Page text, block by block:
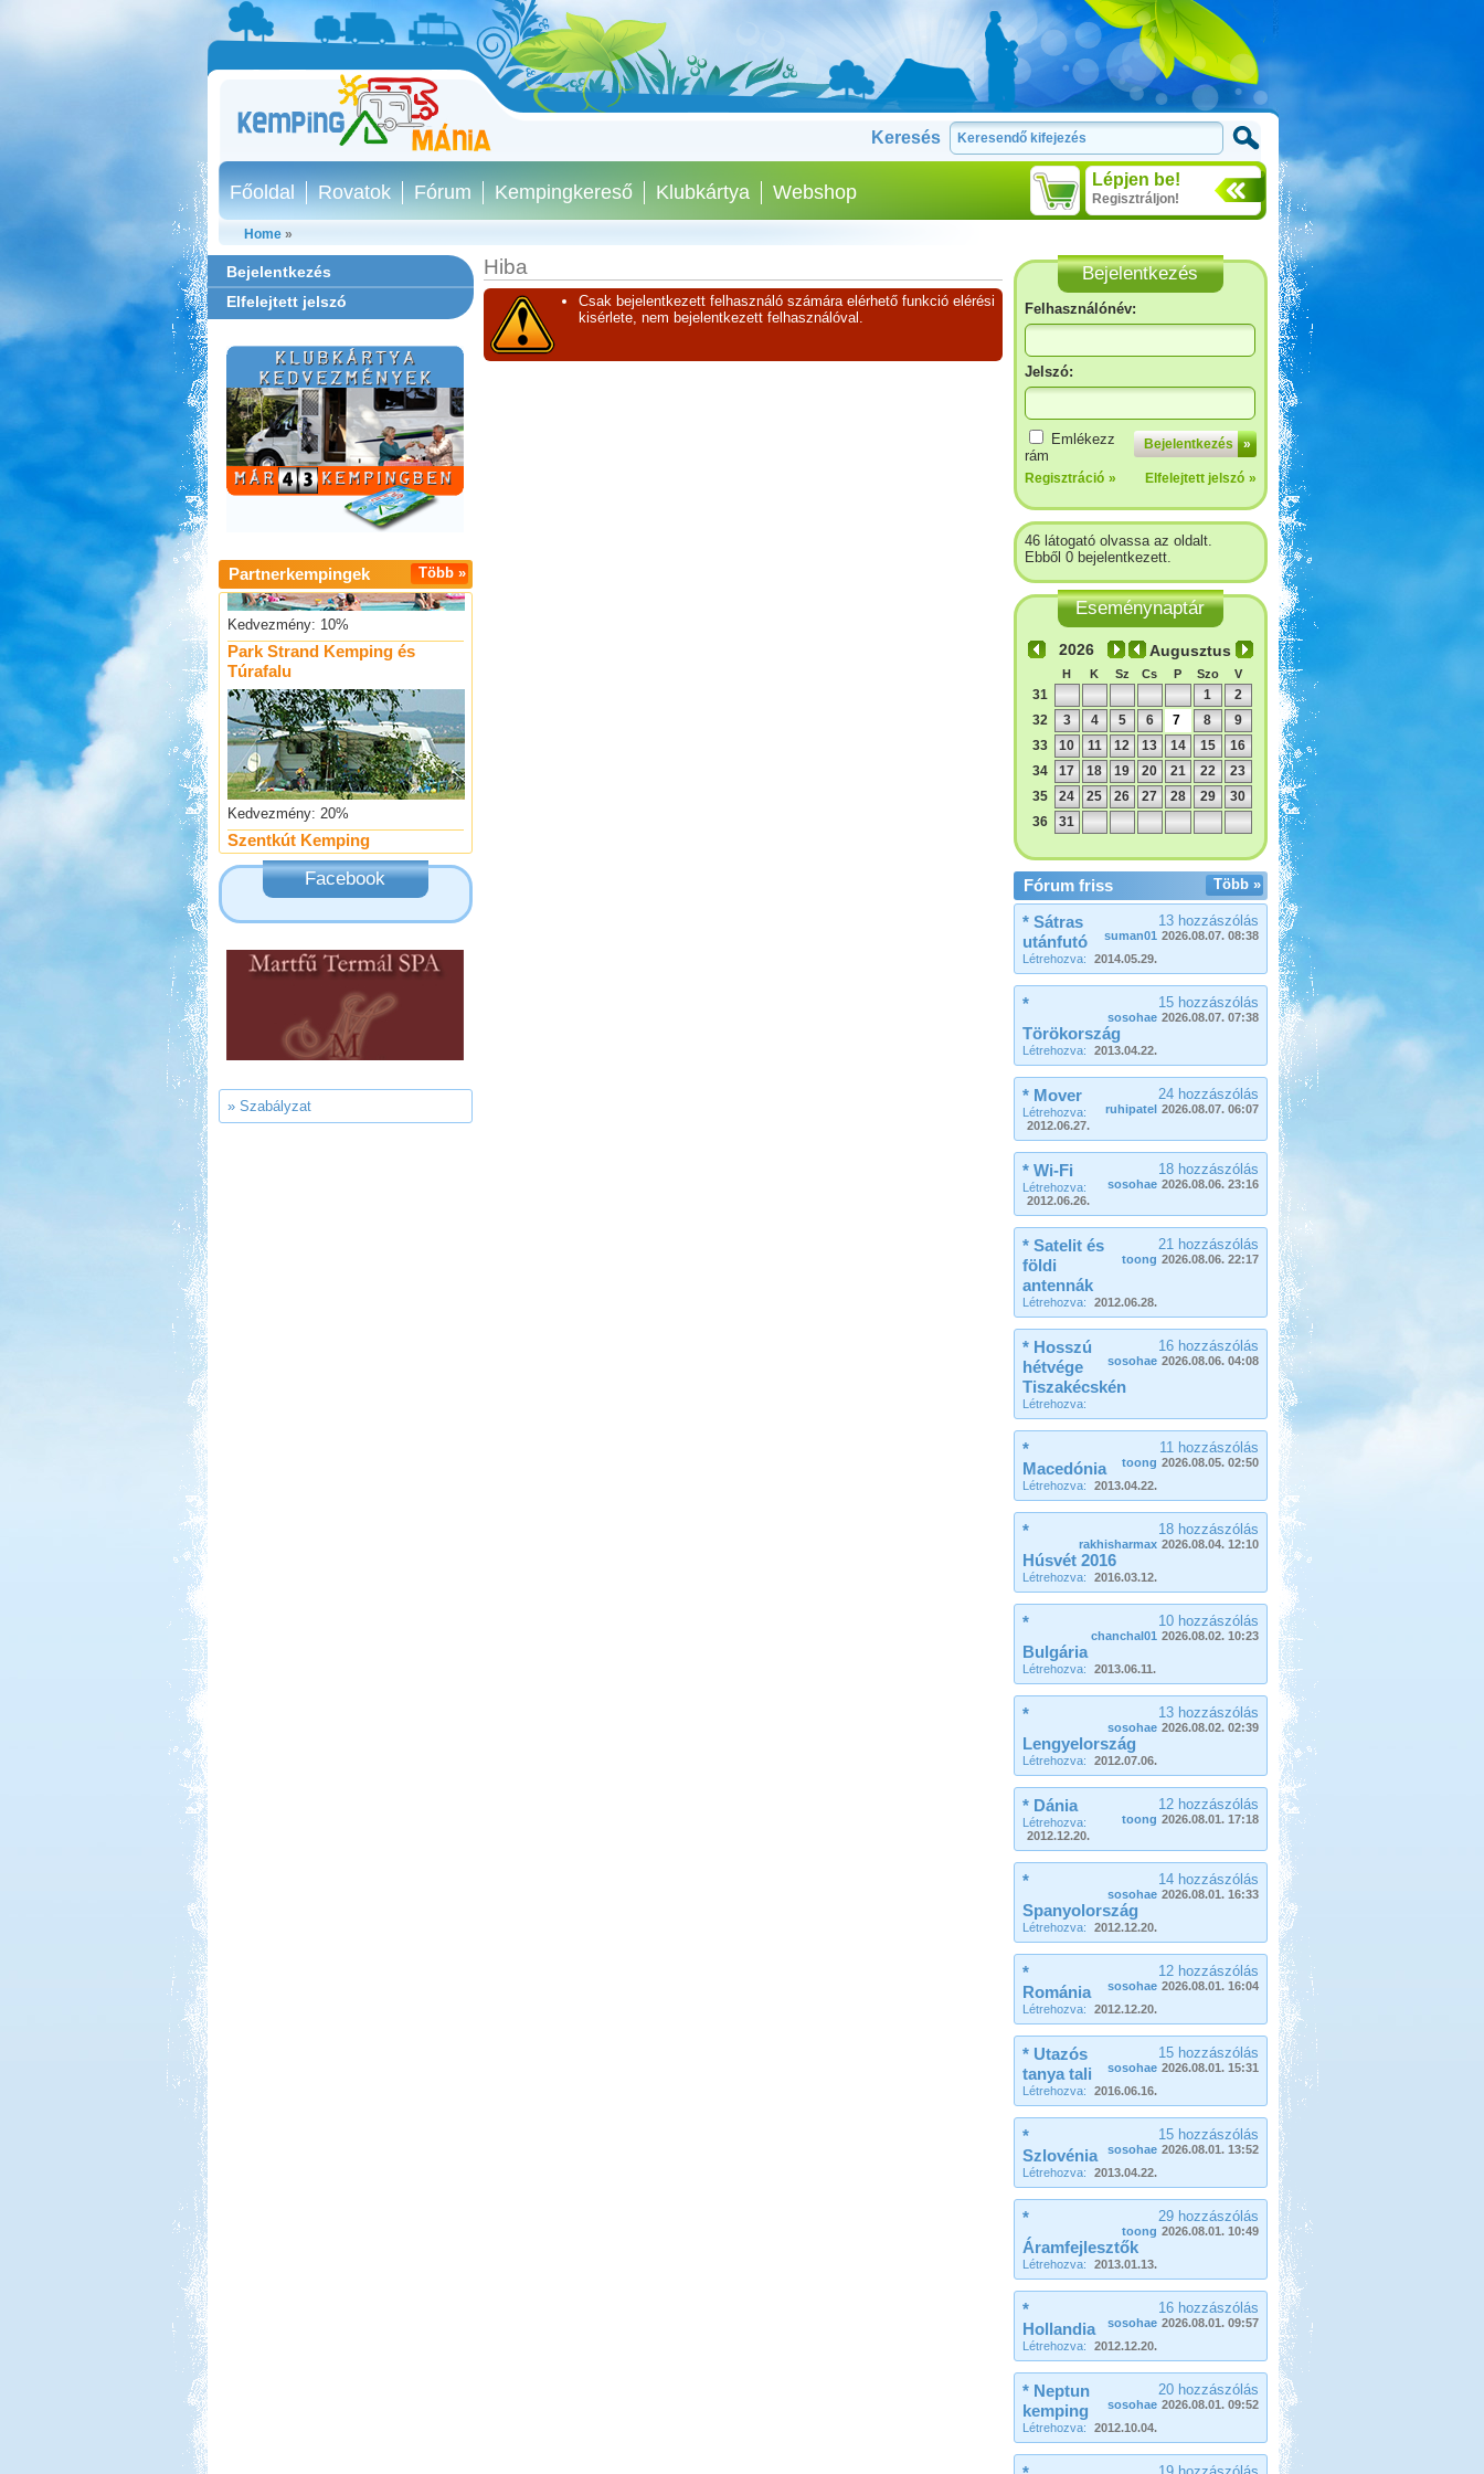
Keresés
Lépjen be!
Regisztráljon!
Főoldal Rovatok Fórum Kempingkereső Klubkártya Webshop
Home»
Bejelentkezés
Elfelejtett jelszó
Több »
Partnerkempingek
Aqua Land
Kedvezmény: 10%
Park Strand Kemping és
Túrafalu
Kedvezmény: 20%
Szentkút Kemping
Kedvezmény: 20%
Facebook
» Szabályzat
Hiba
Csak bejelentkezett felhasználó számára elérhető funkció elérési
kisérlete, nem bejelentkezett felhasználóval.
Bejelentkezés
Felhasználónév:
Jelszó:
Bejelentkezés »
Emlékezz
rám
Regisztráció » Elfelejtett jelszó »
46 látogató olvassa az oldalt.
Ebből 0 bejelentkezett.
Eseménynaptár
Augusztus
H K Sz Cs P Szo V
31 1
2
32
3 4 5 6 7 8
9
33
10 11 12 13 14 15
16
34
17 18 19 20 21 22
23
35
24 25 26 27 28 29
30
36
31
Több »
Fórum friss
13 hozzászólás
suman01 2026.08.07. 08:38
* Sátras
utánfutó
Létrehozva: 2014.05.29.
15 hozzászólás
sosohae 2026.08.07. 07:38
*
Törökország
Létrehozva: 2013.04.22.
24 hozzászólás
ruhipatel 2026.08.07. 06:07
* Mover
Létrehozva:
2012.06.27.
18 hozzászólás
sosohae 2026.08.06. 23:16
* Wi-Fi
Létrehozva:
2012.06.26.
21 hozzászólás
toong 2026.08.06. 22:17
* Satelit és
földi
antennák
Létrehozva: 2012.06.28.
16 hozzászólás
sosohae 2026.08.06. 04:08
* Hosszú
hétvége
Tiszakécskén
Létrehozva:
11 hozzászólás
toong 2026.08.05. 02:50
*
Macedónia
Létrehozva: 2013.04.22.
18 hozzászólás
rakhisharmax 2026.08.04. 12:10
*
Húsvét 2016
Létrehozva: 2016.03.12.
10 hozzászólás
chanchal01 2026.08.02. 10:23
*
Bulgária
Létrehozva: 2013.06.11.
13 hozzászólás
sosohae 2026.08.02. 02:39
*
Lengyelország
Létrehozva: 2012.07.06.
12 hozzászólás
toong 2026.08.01. 17:18
* Dánia
Létrehozva:
2012.12.20.
14 hozzászólás
sosohae 2026.08.01. 16:33
*
Spanyolország
Létrehozva: 2012.12.20.
12 hozzászólás
sosohae 2026.08.01. 16:04
*
Románia
Létrehozva: 2012.12.20.
15 hozzászólás
sosohae 2026.08.01. 15:31
* Utazós
tanya tali
Létrehozva: 2016.06.16.
15 hozzászólás
sosohae 2026.08.01. 13:52
*
Szlovénia
Létrehozva: 2013.04.22.
29 hozzászólás
toong 2026.08.01. 10:49
*
Áramfejlesztők
Létrehozva: 2013.01.13.
16 hozzászólás
sosohae 2026.08.01. 09:57
*
Hollandia
Létrehozva: 2012.12.20.
20 hozzászólás
sosohae 2026.08.01. 09:52
* Neptun
kemping
Létrehozva: 2012.10.04.